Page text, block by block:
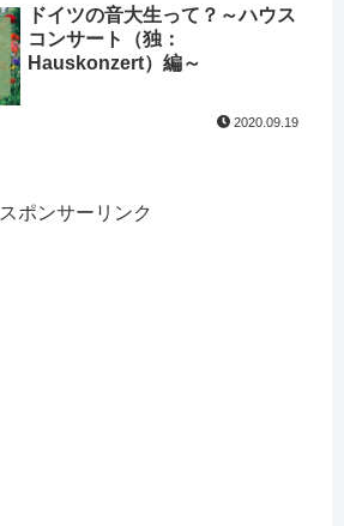
ドイツの音大生って？～ハウス
コンサート（独：
Hauskonzert）編～
2020.09.19
スポンサーリンク